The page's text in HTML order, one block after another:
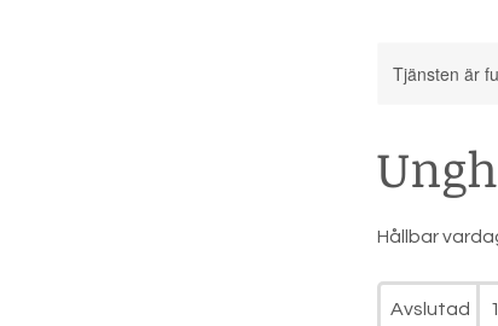
Tjänsten är
Hållbar
Avslutad